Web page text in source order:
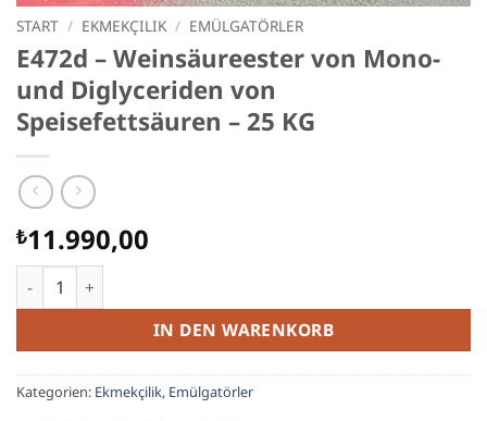
START / EKMEKÇILIK / EMÜLGATÖRLER
E472d – Weinsäureester von Mono-
und Diglyceriden von
Speisefettsäuren – 25 KG
₺11.990,00
E472d - Weinsäureester von Mono- und Diglyceriden von
IN DEN WARENKORB
Kategorien: Ekmekçilik, Emülgatörler